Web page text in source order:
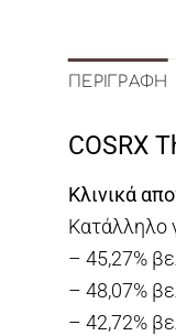
ΠΕΡΙΓΡΑΦΉ
COSRX
Κλινικά
Κατάλληλο
– 45,27%
– 48,07%
– 42,72%